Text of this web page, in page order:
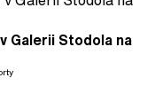
Galerii Stodola na